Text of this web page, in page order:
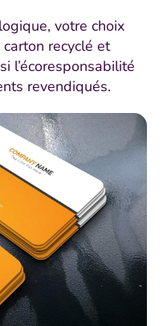
votre choix
recyclé et
l’écoresponsabilité
revendiqués.